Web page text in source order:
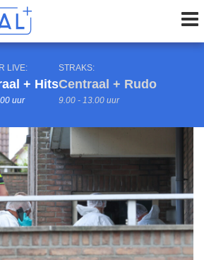
LIVE:
+ Hits
uur
STRAKS:
Centraal + Rudo
9.00 - 13.00 uur
uur 1 van 0 Volgend uur